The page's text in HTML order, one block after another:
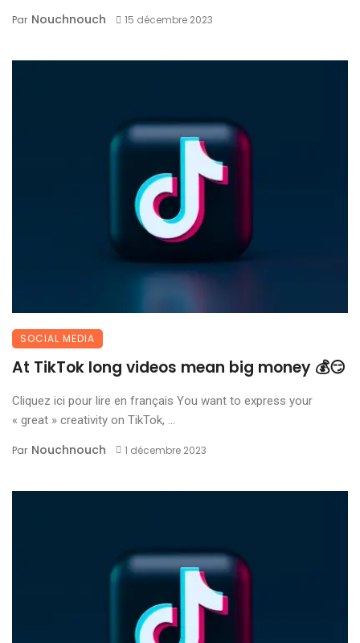
Par Nouchnouch 15 décembre 2023
SOCIAL MEDIA
At TikTok long videos mean big money 💰😏
Cliquez ici pour lire en français You want to express your
« great » creativity on TikTok, ...
Par Nouchnouch 1 décembre 2023